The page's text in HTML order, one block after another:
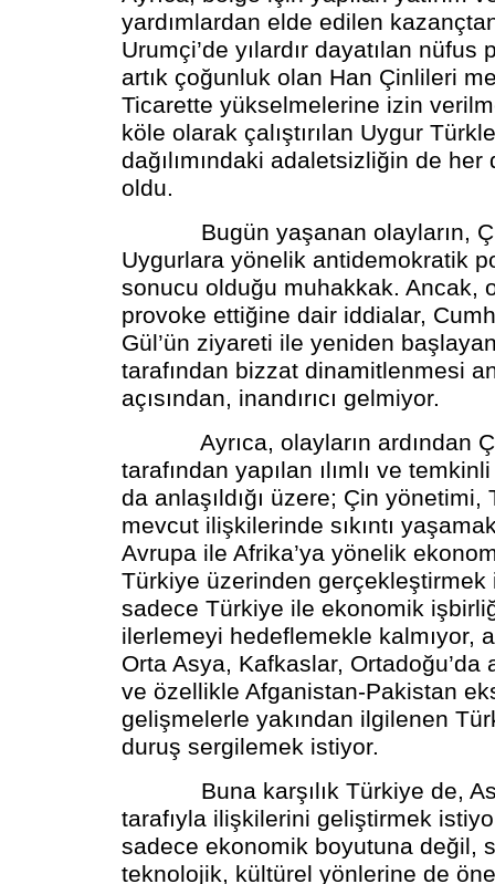
yardımlardan elde edilen
Urumçi’de yılardır dayatılan nüfus
artık çoğunluk olan Han Çinlileri
Ticarette yükselmelerine izin
köle olarak çalıştırılan Uygur
dağılımındaki adaletsizliğin de her
oldu.
Bugün yaşanan olayların,
Uygurlara yönelik antidemokratik
sonucu olduğu muhakkak. Ancak,
provoke ettiğine dair iddialar,
Gül’ün ziyareti ile yeniden
tarafından bizzat dinamitlenmesi
açısından, inandırıcı gelmiyor.
Ayrıca, olayların ardından
tarafından yapılan ılımlı ve
da anlaşıldığı üzere; Çin yönetimi,
mevcut ilişkilerinde sıkıntı
Avrupa ile Afrika’ya yönelik
Türkiye üzerinden gerçekleştirmek
sadece Türkiye ile ekonomik
ilerlemeyi hedeflemekle kalmıyor,
Orta Asya, Kafkaslar, Ortadoğu’da
ve özellikle Afganistan-Pakistan
gelişmelerle yakından ilgilenen
duruş sergilemek istiyor.
Buna karşılık Türkiye de,
tarafıyla ilişkilerini geliştirmek
sadece ekonomik boyutuna değil,
teknolojik, kültürel yönlerine de